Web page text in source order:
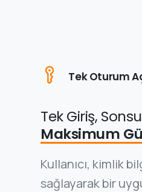
Tek Oturum
Tek Giriş,
Maksimum
Kullanıcı, kimlik
sağlayarak bir